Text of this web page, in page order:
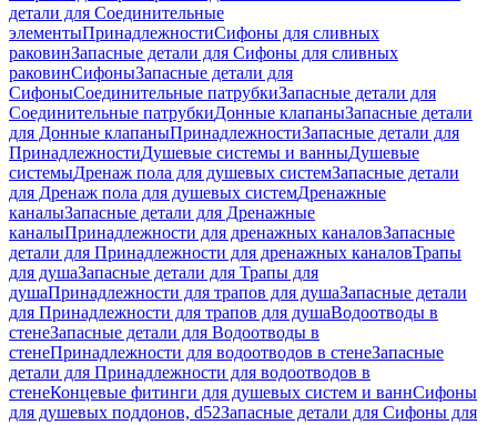
детали для Соединительные
элементыПринадлежностиСифоны для сливных
раковинЗапасные детали для Сифоны для сливных
раковинСифоныЗапасные детали для
СифоныСоединительные патрубкиЗапасные детали для
Соединительные патрубкиДонные клапаныЗапасные детали
для Донные клапаныПринадлежностиЗапасные детали для
ПринадлежностиДушевые системы и ванныДушевые
системыДренаж пола для душевых системЗапасные детали
для Дренаж пола для душевых системДренажные
каналыЗапасные детали для Дренажные
каналыПринадлежности для дренажных каналовЗапасные
детали для Принадлежности для дренажных каналовТрапы
для душаЗапасные детали для Трапы для
душаПринадлежности для трапов для душаЗапасные детали
для Принадлежности для трапов для душаВодоотводы в
стенеЗапасные детали для Водоотводы в
стенеПринадлежности для водоотводов в стенеЗапасные
детали для Принадлежности для водоотводов в
стенеКонцевые фитинги для душевых систем и ваннСифоны
для душевых поддонов, d52Запасные детали для Сифоны для